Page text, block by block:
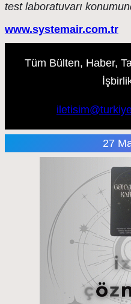
test laboratuvarı
www.systemair.com.tr
Tüm Bülten, Haber,
27